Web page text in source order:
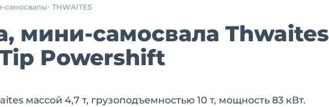
самосвалы THWAITES
мини-самосвала Thwaites
Powershift
массой 4,7 т, грузоподъемностью 10 т, мощность 83 кВт.